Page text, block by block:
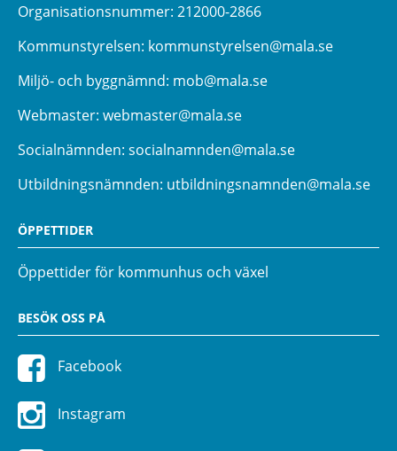
Organisationsnummer: 212000-2866
Kommunstyrelsen: kommunstyrelsen@mala.se
Miljö- och byggnämnd: mob@mala.se
Webmaster: webmaster@mala.se
Socialnämnden: socialnamnden@mala.se
Utbildningsnämnden: utbildningsnamnden@mala.se
ÖPPETTIDER
Öppettider för kommunhus och växel
BESÖK OSS PÅ
Facebook
Instagram